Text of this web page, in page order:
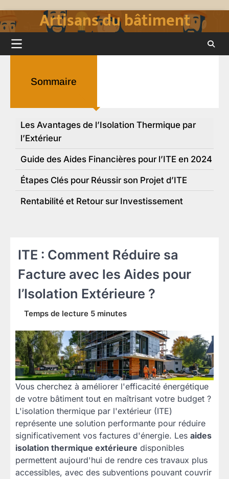
to
content
Artisans du bâtiment
ITE : Comment Réduire sa
Facture avec les Aides pour
l’Isolation Extérieure ?
Vous cherchez à améliorer l'efficacité énergétique
de votre bâtiment tout en maîtrisant votre budget ?
L'isolation thermique par l'extérieur (ITE)
représente une solution performante pour réduire
significativement vos factures d'énergie. Les aides
isolation thermique extérieure disponibles
permettent aujourd'hui de rendre ces travaux plus
accessibles, avec des subventions pouvant couvrir
Sommaire
Les Avantages de l’Isolation Thermique par
l’Extérieur
Guide des Aides Financières pour l’ITE en 2024
Étapes Clés pour Réussir son Projet d’ITE
Rentabilité et Retour sur Investissement